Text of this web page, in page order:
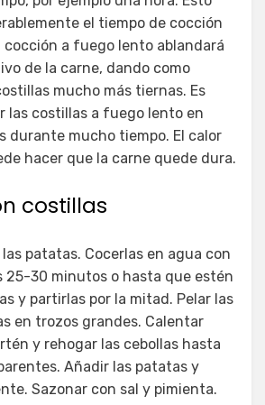
el tiempo de cocción
cocción a fuego lento ablandará
de la carne, dando como
mucho más tiernas. Es
las costillas a fuego lento en
durante mucho tiempo. El calor
hacer que la carne quede dura.
costillas
patatas. Cocerlas en agua con
25-30 minutos o hasta que estén
y partirlas por la mitad. Pelar las
en trozos grandes. Calentar
y rehogar las cebollas hasta
Añadir las patatas y
Sazonar con sal y pimienta.